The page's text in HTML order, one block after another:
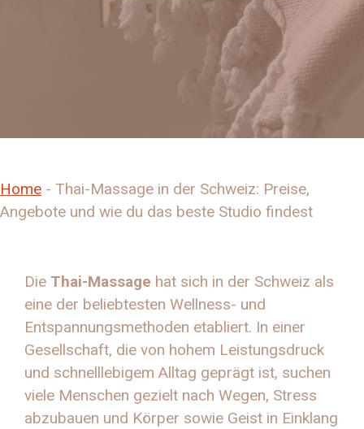
Home - Thai-Massage in der Schweiz: Preise,
Angebote und wie du das beste Studio findest
Die Thai-Massage hat sich in der Schweiz als
eine der beliebtesten Wellness- und
Entspannungsmethoden etabliert. In einer
Gesellschaft, die von hohem Leistungsdruck
und schnelllebigem Alltag geprägt ist, suchen
viele Menschen gezielt nach Wegen, Stress
abzubauen und Körper sowie Geist in Einklang